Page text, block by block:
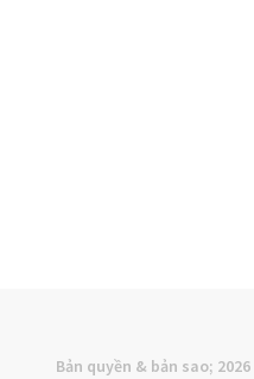
Bản quyền & bản sao; 2026